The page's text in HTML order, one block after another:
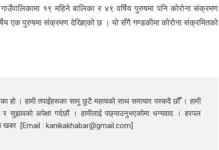
१९ महिने बालिका र ४९ वर्षिय पुरुषमा पनि कोरोना संक्रमण
एक पुरुषमा संक्रमण देखिएको छ । यो सँगै गण्डकीमा कोरोना संक्रमितको
हो । हामी तपाईंहरूका सामु छुटै महत्वको साथ समाचार पस्कदै छौँँ । हामी
सुझावको अपेक्षा गर्दछौं । हामीलाई पछ्याउनुभएकोमा धन्यवाद । हरपल
खबर [Email : kanikakhabar@gmail.com]